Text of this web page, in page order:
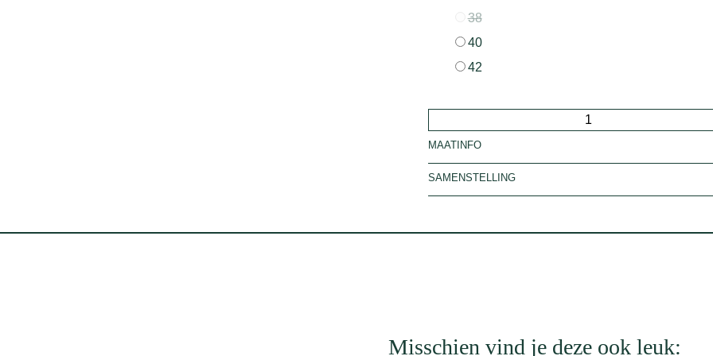
38
40
42
Y
i
a
MAATINFO
SAMENSTELLING
Misschien vind je deze ook leuk: